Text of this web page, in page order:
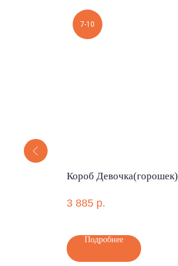
7-10
Короб Девочка(горошек)
3 885 р.
Подробнее